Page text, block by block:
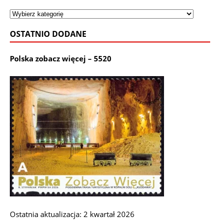
OSTATNIO DODANE
Polska zobacz więcej – 5520
Ostatnia aktualizacja: 2 kwartał 2026